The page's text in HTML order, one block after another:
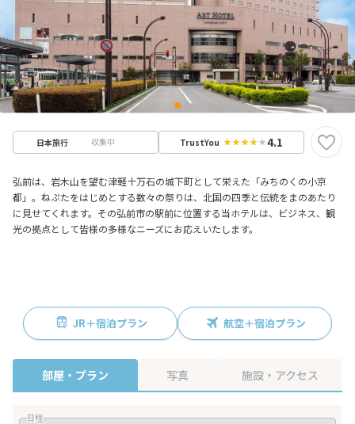
日本旅行 収集中 TrustYou 4.1
弘前は、岩木山を望む津軽十万石の城下町として栄えた「みちのくの小京
都」。ねぷたをはじめとする数々の祭りは、北国の四季と伝統をまのあたり
に見せてくれます。その弘前市の駅前に位置する当ホテルは、ビジネス、観
光の拠点として皆様の多様なニーズにお応えいたします。
JR＋宿泊プラン 航空＋宿泊プラン
部屋・プラン 写真 施設・アクセス
日程